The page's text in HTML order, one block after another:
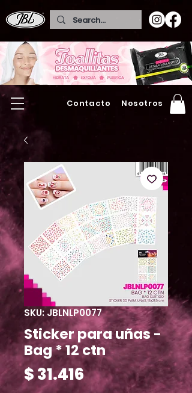
Contacto Nosotros
SKU: JBLNLP0077
Sticker para uñas -
Bag * 12 ctn
$ 31.416Precio